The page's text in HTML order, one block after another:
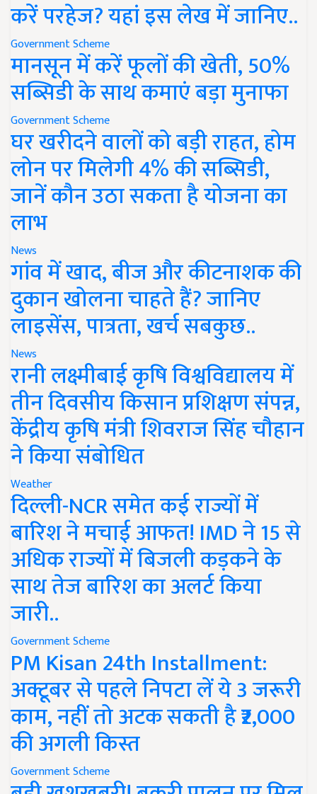
करें परहेज? यहां इस लेख में जानिए..
Government Scheme
मानसून में करें फूलों की खेती, 50%
सब्सिडी के साथ कमाएं बड़ा मुनाफा
Government Scheme
घर खरीदने वालों को बड़ी राहत, होम
लोन पर मिलेगी 4% की सब्सिडी,
जानें कौन उठा सकता है योजना का
लाभ
News
गांव में खाद, बीज और कीटनाशक की
दुकान खोलना चाहते हैं? जानिए
लाइसेंस, पात्रता, खर्च सबकुछ..
News
रानी लक्ष्मीबाई कृषि विश्वविद्यालय में
तीन दिवसीय किसान प्रशिक्षण संपन्न,
केंद्रीय कृषि मंत्री शिवराज सिंह चौहान
ने किया संबोधित
Weather
दिल्ली-NCR समेत कई राज्यों में
बारिश ने मचाई आफत! IMD ने 15 से
अधिक राज्यों में बिजली कड़कने के
साथ तेज बारिश का अलर्ट किया
जारी..
Government Scheme
PM Kisan 24th Installment:
अक्टूबर से पहले निपटा लें ये 3 जरूरी
काम, नहीं तो अटक सकती है ₹2,000
की अगली किस्त
Government Scheme